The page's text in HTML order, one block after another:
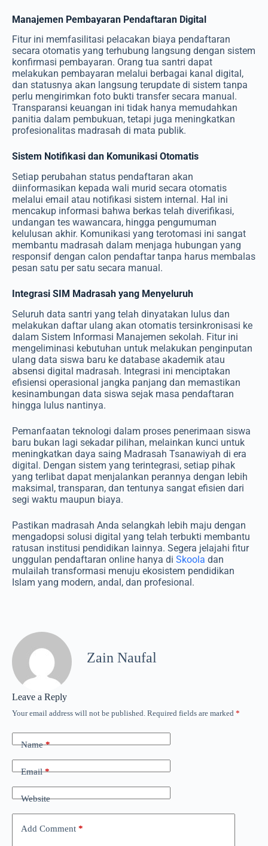
Manajemen Pembayaran Pendaftaran Digital
Fitur ini memfasilitasi pelacakan biaya pendaftaran
secara otomatis yang terhubung langsung dengan sistem
konfirmasi pembayaran. Orang tua santri dapat
melakukan pembayaran melalui berbagai kanal digital,
dan statusnya akan langsung terupdate di sistem tanpa
perlu mengirimkan foto bukti transfer secara manual.
Transparansi keuangan ini tidak hanya memudahkan
panitia dalam pembukuan, tetapi juga meningkatkan
profesionalitas madrasah di mata publik.
Sistem Notifikasi dan Komunikasi Otomatis
Setiap perubahan status pendaftaran akan
diinformasikan kepada wali murid secara otomatis
melalui email atau notifikasi sistem internal. Hal ini
mencakup informasi bahwa berkas telah diverifikasi,
undangan tes wawancara, hingga pengumuman
kelulusan akhir. Komunikasi yang terotomasi ini sangat
membantu madrasah dalam menjaga hubungan yang
responsif dengan calon pendaftar tanpa harus membalas
pesan satu per satu secara manual.
Integrasi SIM Madrasah yang Menyeluruh
Seluruh data santri yang telah dinyatakan lulus dan
melakukan daftar ulang akan otomatis tersinkronisasi ke
dalam Sistem Informasi Manajemen sekolah. Fitur ini
mengeliminasi kebutuhan untuk melakukan penginputan
ulang data siswa baru ke database akademik atau
absensi digital madrasah. Integrasi ini menciptakan
efisiensi operasional jangka panjang dan memastikan
kesinambungan data siswa sejak masa pendaftaran
hingga lulus nantinya.
Pemanfaatan teknologi dalam proses penerimaan siswa
baru bukan lagi sekadar pilihan, melainkan kunci untuk
meningkatkan daya saing Madrasah Tsanawiyah di era
digital. Dengan sistem yang terintegrasi, setiap pihak
yang terlibat dapat menjalankan perannya dengan lebih
maksimal, transparan, dan tentunya sangat efisien dari
segi waktu maupun biaya.
Pastikan madrasah Anda selangkah lebih maju dengan
mengadopsi solusi digital yang telah terbukti membantu
ratusan institusi pendidikan lainnya. Segera jelajahi fitur
unggulan pendaftaran online hanya di Skoola dan
mulailah transformasi menuju ekosistem pendidikan
Islam yang modern, andal, dan profesional.
Zain Naufal
Leave a Reply
Your email address will not be published. Required fields are marked *
Name*
Email*
Website
Add Comment *